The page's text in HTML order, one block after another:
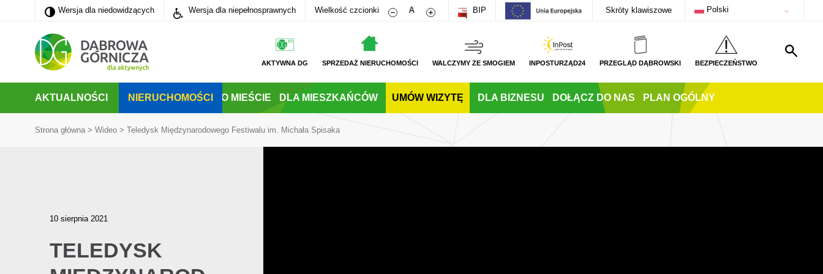
PRZEJDŹ DO MENU GŁÓWNEGO
PRZEJDŹ DO WYSZUKIWARKI
PRZEJDŹ DO TREŚCI
Wersja dla niedowidzących
Wersja dla niedowidzących Wersja dla niepełnosprawnych Wielkość czcionki Zmniejsz rozmiar czcionki
A Zwiększ rozmiar czcionki
BIP Skróty klawiszowe Polski
AKTYWNA DG SPRZEDAŻ NIERUCHOMOŚCI WALCZYMY ZE SMOGIEM INPOSTURZĄD24 PRZEGLĄD DĄBROWSKI BEZPIECZEŃSTWO
AKTUALNOŚCI NIERUCHOMOŚCI O MIEŚCIE DLA MIESZKAŃCÓW UMÓW WIZYTĘ DLA BIZNESU DOŁĄCZ DO NAS PLAN OGÓLNY
Strona główna > Wideo > Teledysk Międzynarodowego Festiwalu im. Michała Spisaka
10 sierpnia 2021
TELEDYSK